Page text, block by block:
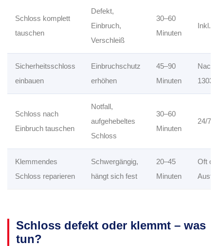
Schloss komplett
tauschen
Defekt,
Einbruch,
Verschleiß
30–60
Minuten
Inkl.
Sicherheitsschloss
einbauen
Einbruchschutz
erhöhen
45–90
Minuten
Nach
1303
Schloss nach
Einbruch tauschen
Notfall,
aufgehebeltes
Schloss
30–60
Minuten
24/7
Klemmendes
Schloss reparieren
Schwergängig,
hängt sich fest
20–45
Minuten
Oft
Schloss defekt oder klemmt – was
tun?